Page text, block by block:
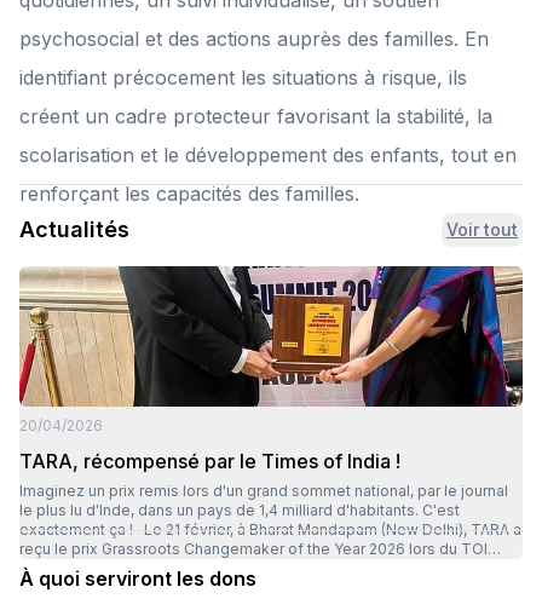
psychosocial et des actions auprès des familles. En
identifiant précocement les situations à risque, ils
créent un cadre protecteur favorisant la stabilité, la
scolarisation et le développement des enfants, tout en
renforçant les capacités des familles.
Actualités Voir tout
20/04/2026
TARA, récompensé par le Times of India !
Imaginez un prix remis lors d'un grand sommet national, par le journal
le plus lu d'Inde, dans un pays de 1,4 milliard d'habitants. C'est
exactement ça ! Le 21 février, à Bharat Mandapam (New Delhi), TARA a
reçu le prix Grassroots Changemaker of the Year 2026 lors du TOI
National CSR Summit, organisé par la Times Foundation. Une
récompense qui distingue celles et ceux qui changent concrètement
À quoi serviront les dons